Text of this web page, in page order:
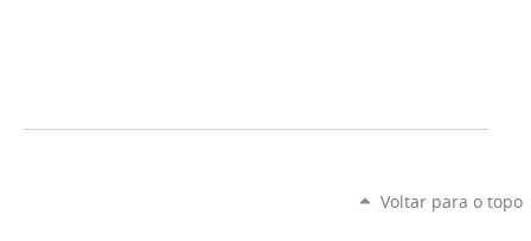
Voltar para o topo